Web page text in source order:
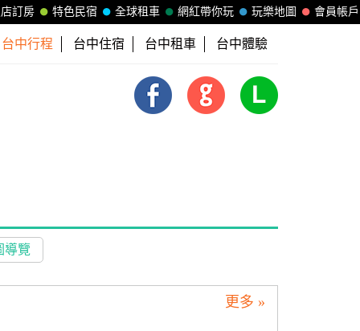
會員帳戶
玩樂地圖
網紅帶你玩
全球租車
特色民宿
訂房
台中行程 台中住宿 台中租車 台中體驗
導覽
更多 »